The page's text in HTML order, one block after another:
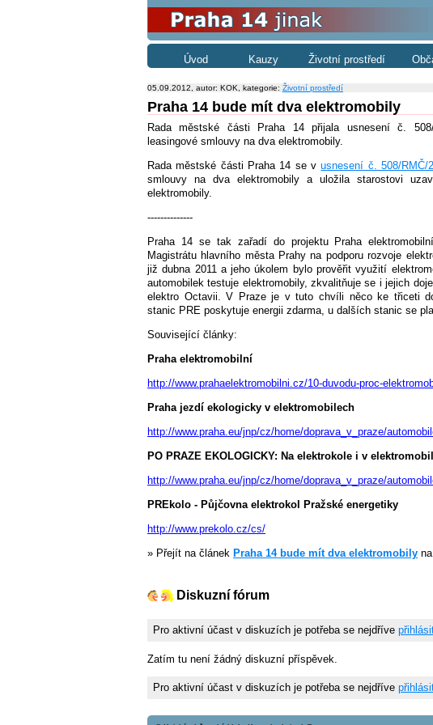
Úvod Kauzy Životní prostředí
05.09.2012, autor: KOK, kategorie: Životní prostředí
Praha 14 bude mít dva elektromobily
Rada městské části Praha 14 přijala usnesení č.
leasingové smlouvy na dva elektromobily.
Rada městské části Praha 14 se vusnesení č. 508/RMČ/
smlouvy na dva elektromobily a uložila starostovi
elektromobily.
--------------
Praha 14 se tak zařadí do projektu Praha
Magistrátu hlavního města Prahy na podporu rozvoje
již dubna 2011 a jeho úkolem bylo prověřit využití
automobilek testuje elektromobily, zkvalitňuje se i jejich
elektro Octavii.
V Praze je v tuto chvíli něco ke třiceti
stanic PRE poskytuje energii zdarma, u dalších stanic se
Související články:
Praha elektromobilní
http://www.prahaelektromobilni.cz/10-duvodu-proc-
Praha jezdí ekologicky v elektromobilech
http://www.praha.eu/jnp/cz/home/doprava_v_praze/
PO PRAZE EKOLOGICKY: Na elektrokole i v
http://www.praha.eu/jnp/cz/home/doprava_v_praze/
PREkolo - Půjčovna elektrokol Pražské energetiky
http://www.prekolo.cz/cs/
» Přejít na článek Praha 14 bude mít dva elektromobily
Diskuzní fórum
Pro aktivní účast v diskuzích je potřeba se nejdříve
Zatím tu není žádný diskuzní příspěvek.
Pro aktivní účast v diskuzích je potřeba se nejdříve